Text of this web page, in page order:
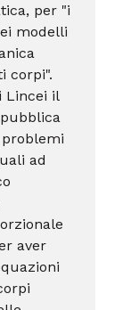
per "i
modelli
corpi".
Lincei il
problemi
ad
aver